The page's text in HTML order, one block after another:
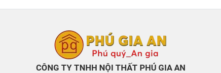
CÔNG TY TNHH NỘI THẤT PHÚ GIA AN